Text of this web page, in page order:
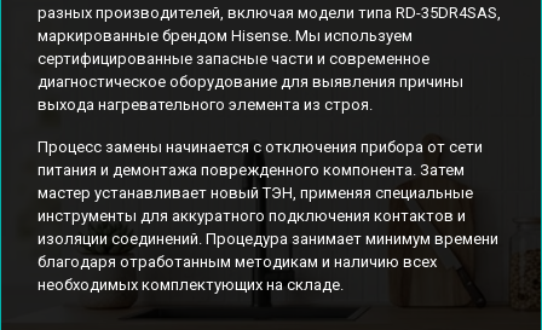
разных производителей, включая модели типа RD-35DR4SAS,
маркированные брендом Hisense. Мы используем
сертифицированные запасные части и современное
диагностическое оборудование для выявления причины
выхода нагревательного элемента из строя.
Процесс замены начинается с отключения прибора от сети
питания и демонтажа поврежденного компонента. Затем
мастер устанавливает новый ТЭН, применяя специальные
инструменты для аккуратного подключения контактов и
изоляции соединений. Процедура занимает минимум времени
благодаря отработанным методикам и наличию всех
необходимых комплектующих на складе.